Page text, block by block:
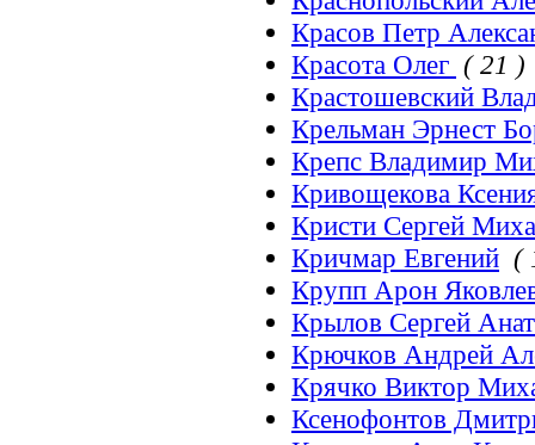
Красов Петр
Красота Олег ( 21 )
Крастошевский
Крельман Эрнест
Крепс Владимир
Кривощекова
Кристи Сергей
Кричмар Евгений (
Крупп Арон
Крылов Сергей
Крючков Андрей
Крячко Виктор
Ксенофонтов